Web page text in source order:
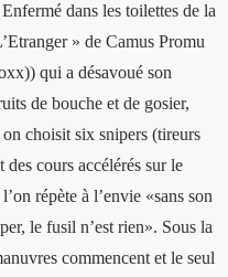
dans les toilettes de la
» de Camus Promu
qui a désavoué son
de bouche et de gosier,
choisit six snipers (tireurs
des cours accélérés sur le
répète à l’envie «sans son
le fusil n’est rien». Sous la
commencent et le seul